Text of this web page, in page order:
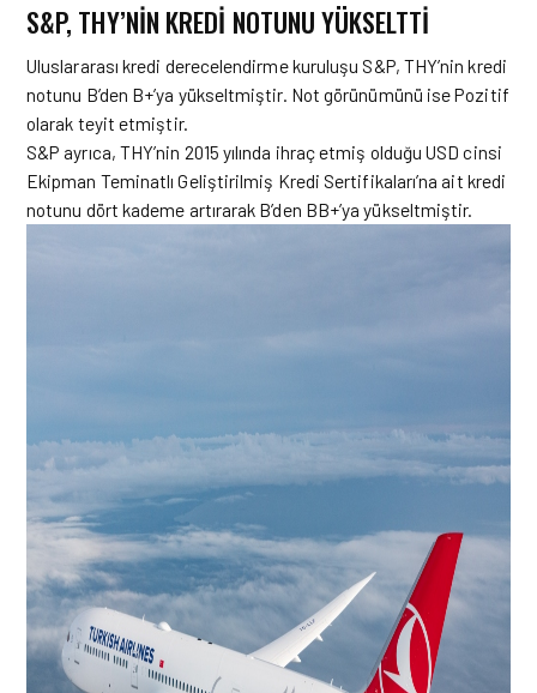
S&P, THY’NIN KREDI NOTUNU YÜKSELTTI
Uluslararası kredi derecelendirme kuruluşu S&P, THY’nin kredi
notunu B’den B+’ya yükseltmiştir. Not görünümünü ise Pozitif
olarak teyit etmiştir.
S&P ayrıca, THY’nin 2015 yılında ihraç etmiş olduğu USD cinsi
Ekipman Teminatlı Geliştirilmiş Kredi Sertifikaları’na ait kredi
notunu dört kademe artırarak B’den BB+’ya yükseltmiştir.